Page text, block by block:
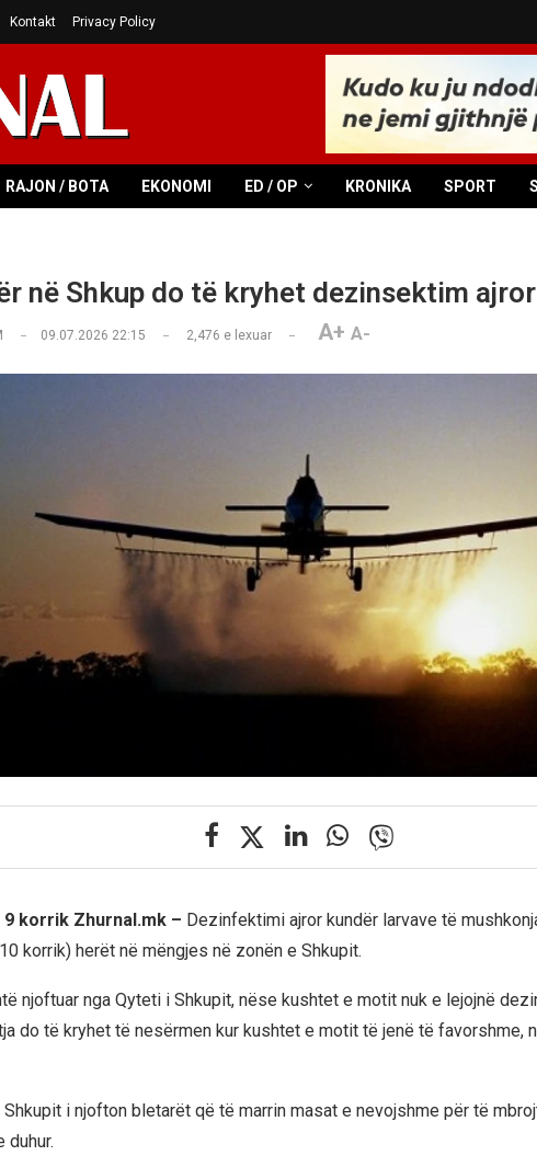
Kontakt Privacy Policy
RAJON / BOTA EKONOMI ED / OP KRONIKA SPORT
në Shkup do të kryhet dezinsektim ajror
09.07.2026 22:15 2,476 e lexuar A+ A-
9 korrik Zhurnal.mk – Dezinfektimi ajror kundër larvave të
korrik) herët në mëngjes në zonën e Shkupit.
njoftuar nga Qyteti i Shkupit, nëse kushtet e motit nuk e lejojnë
do të kryhet të nesërmen kur kushtet e motit të jenë të favorshme,
i njofton bletarët që të marrin masat e nevojshme për të
duhur.